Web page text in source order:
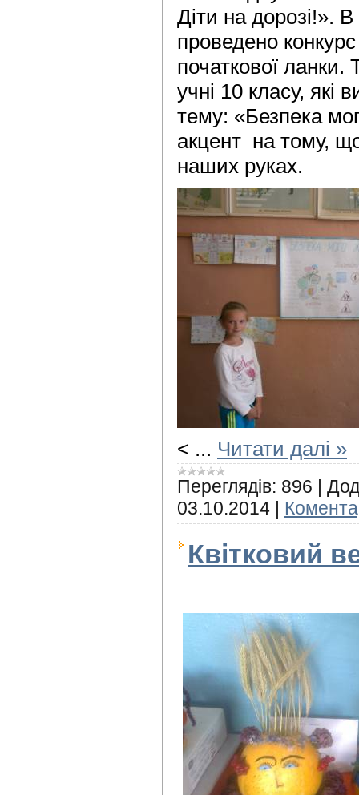
Діти на дорозі!». В
проведено
початкової ланки.
учні 10 класу, які
тему: «Безпека
акцент на тому,
наших руках.
< ... Читати далі »
Переглядів: 896 |
03.10.2014 |
Квітковий